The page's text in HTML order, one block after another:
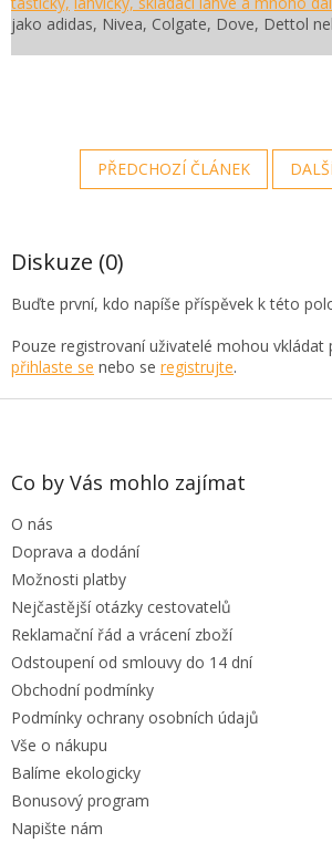
jako adidas, Nivea, Colgate, Dove, Dettol
PŘEDCHOZÍ ČLÁNEK
Diskuze (0)
Buďte první, kdo napíše příspěvek k této
Pouze registrovaní uživatelé mohou vkládat
přihlaste se nebo se registrujte.
Z
Co by Vás mohlo zajímat
O nás
Doprava a dodání
Možnosti platby
Nejčastější otázky cestovatelů
Reklamační řád a vrácení zboží
Odstoupení od smlouvy do 14 dní
Obchodní podmínky
Podmínky ochrany osobních údajů
Vše o nákupu
Balíme ekologicky
Bonusový program
Napište nám